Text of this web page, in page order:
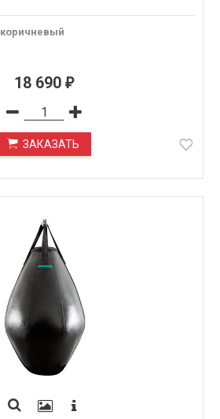
коричневый
18 690 ₽
ЗАКАЗАТЬ